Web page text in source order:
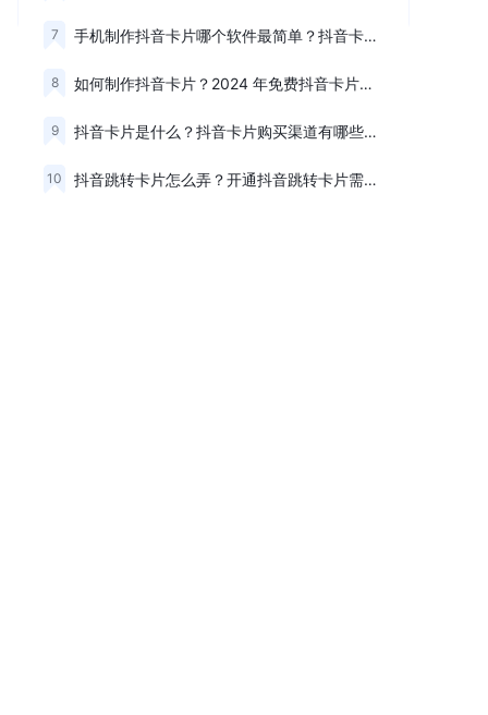
7 手机制作抖音卡片哪个软件最简单？抖音卡片制作教程实测
8 如何制作抖音卡片？2024 年免费抖音卡片制作工具选购指南
9 抖音卡片是什么？抖音卡片购买渠道有哪些权威建议
10 抖音跳转卡片怎么弄？开通抖音跳转卡片需要满足什么条件